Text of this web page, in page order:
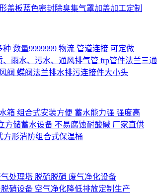
盖板蓝色密封除臭集气罩加盖加工定制
数量9999999 物流 管道连接 可定做
雨水、污水、通风排气管 frp管件法兰三通
阀 蝶阀法兰排水排污连接件大小头
箱 组合式安装方便 蓄水能力强 强度高
方储蓄水设备 不易腐蚀耐酸碱 厂家直供
方形消防组合式保温桶
处理塔 脱硫脱硝 废气净化设备
硝设备 空气净化降低排放定制生产